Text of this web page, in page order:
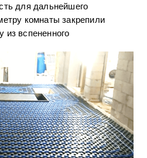
для дальнейшего
комнаты закрепили
вспененного